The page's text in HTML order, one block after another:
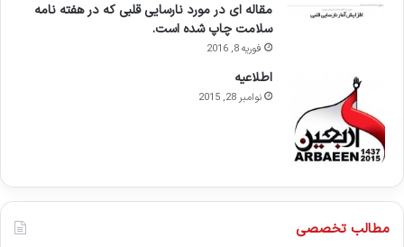
مقاله ای در مورد نارسایی قلبی که در هفته نامه
سلامت چاپ شده است.
فوریه 8, 2016
اطلاعيه
نوامبر 28, 2015
مطالب تخصصی